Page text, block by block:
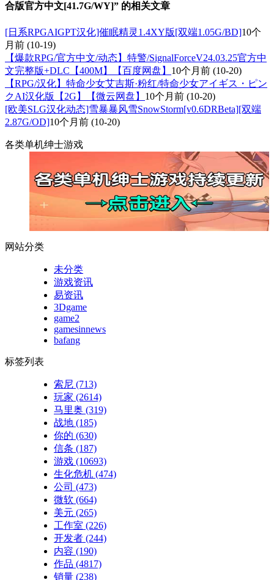
合版官方中文[41.7G/WY]” 的相关文章
[日系RPGAIGPT汉化]催眠精灵1.4XY版[双端1.05G/BD]10个
月前 (10-19)
【爆款RPG/官方中文/动态】特警/SignalForceV24.03.25官方中
文完整版+DLC【400M】【百度网盘】 10个月前 (10-20)
【RPG/汉化】特命少女艾吉斯·粉红/特命少女アイギス・ピン
クAI汉化版【2G】【微云网盘】 10个月前 (10-20)
[欧美SLG汉化动态]雪暴暴风雪SnowStorm[v0.6DRBeta][双端
2.87G/OD]10个月前 (10-20)
各类单机绅士游戏
网站分类
未分类
游戏资讯
易资讯
3Dgame
game2
gamesinnews
bafang
标签列表
索尼 (713)
玩家 (2614)
马里奥 (319)
战地 (185)
你的 (630)
信条 (187)
游戏 (10693)
生化危机 (474)
公司 (473)
微软 (664)
美元 (265)
工作室 (226)
开发者 (244)
内容 (190)
作品 (4817)
销量 (238)